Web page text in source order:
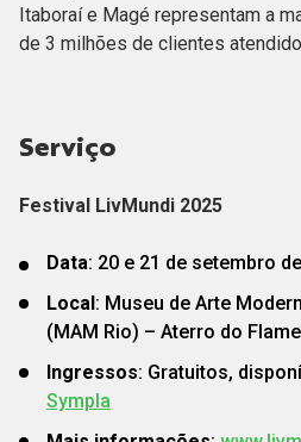
Itaboraí e Magé representam a
de 3 milhões de clientes
Serviço
Festival LivMundi 2025
Data: 20 e 21 de setembro
Local : Museu de Arte
(MAM Rio) – Aterro do
Ingressos: Gratuitos,
Sympla